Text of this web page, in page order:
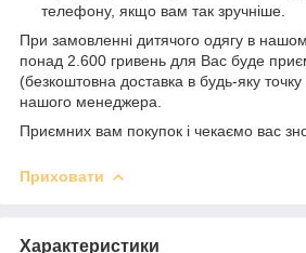
телефону, якщо вам так зручніше.
При замовленні дитячого одягу в
понад 2.600 гривень для Вас буде
(безкоштовна доставка в будь-яку
нашого менеджера.
Приємних вам покупок і чекаємо вас
Приховати
Характеристики